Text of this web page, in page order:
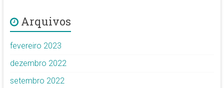
Arquivos
fevereiro 2023
dezembro 2022
setembro 2022